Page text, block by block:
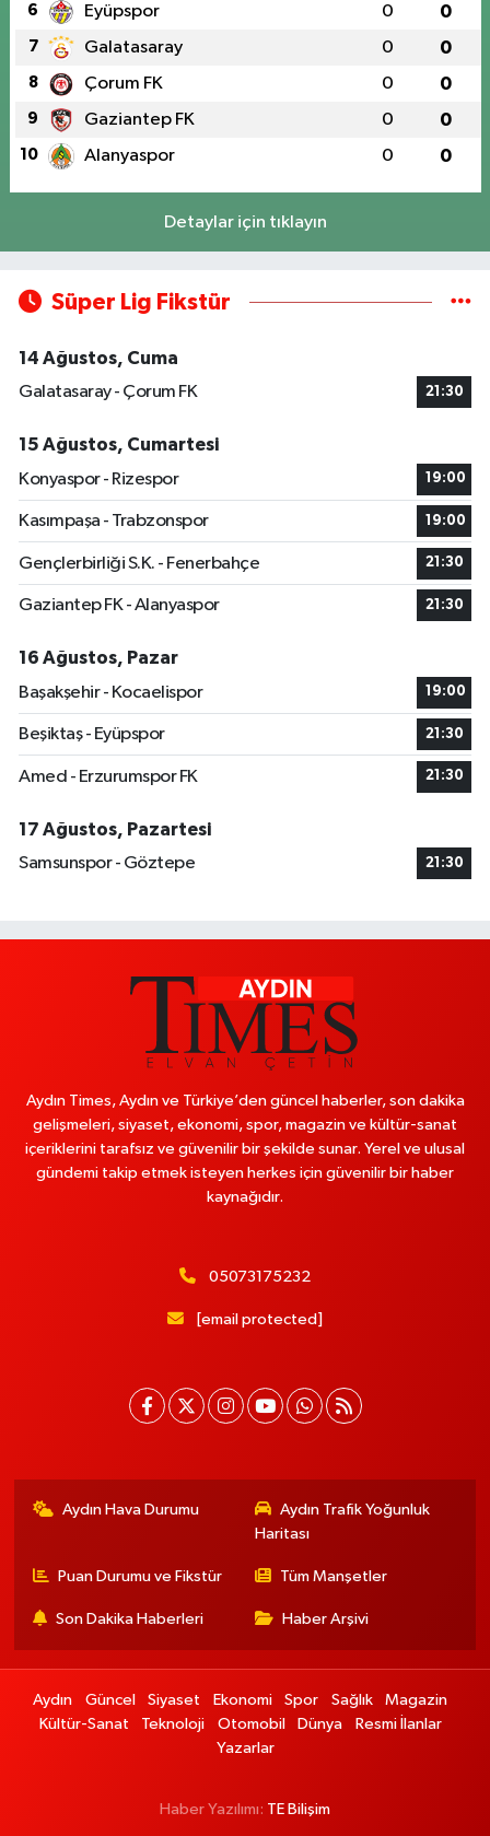
6 Eyüpspor 0 0
7 Galatasaray 0 0
8 Çorum FK 0 0
9 Gaziantep FK 0 0
10 Alanyaspor 0 0
Detaylar için tıklayın
Süper Lig Fikstür
14 Ağustos, Cuma
Galatasaray - Çorum FK
21:30
15 Ağustos, Cumartesi
Konyaspor - Rizespor
19:00
Kasımpaşa - Trabzonspor 19:00
Gençlerbirliği S.K. - Fenerbahçe 21:30
Gaziantep FK - Alanyaspor 21:30
16 Ağustos, Pazar
Başakşehir - Kocaelispor
19:00
Beşiktaş - Eyüpspor 21:30
Amed - Erzurumspor FK 21:30
17 Ağustos, Pazartesi
Samsunspor - Göztepe
21:30
Aydın Times, Aydın ve Türkiye’den güncel haberler, son dakika
gelişmeleri, siyaset, ekonomi, spor, magazin ve kültür-sanat
içeriklerini tarafsız ve güvenilir bir şekilde sunar. Yerel ve ulusal
gündemi takip etmek isteyen herkes için güvenilir bir haber
kaynağıdır.
05073175232
[email protected]
Aydın Hava Durumu
Aydın Trafik Yoğunluk
Haritası
Puan Durumu ve Fikstür Tüm Manşetler
Son Dakika Haberleri Haber Arşivi
Aydın Güncel Siyaset Ekonomi Spor Sağlık
Magazin
Kültür-Sanat
Teknoloji Otomobil Dünya
Resmi İlanlar
Yazarlar
Haber Yazılımı: TE Bilişim